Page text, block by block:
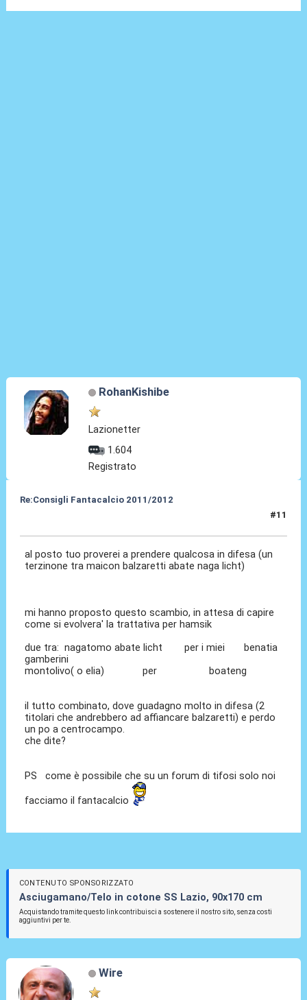
RohanKishibe
Lazionetter
1.604
Registrato
Re:Consigli Fantacalcio 2011/2012
#11
al posto tuo proverei a prendere qualcosa in difesa (un
terzinone tra maicon balzaretti abate naga licht)
mi hanno proposto questo scambio, in attesa di capire
come si evolvera' la trattativa per hamsik
due tra: nagatomo abate licht per i miei benatia
gamberini
montolivo( o elia) per boateng
il tutto combinato, dove guadagno molto in difesa (2
titolari che andrebbero ad affiancare balzaretti) e perdo
un po a centrocampo.
che dite?
PS come è possibile che su un forum di tifosi solo noi
facciamo il fantacalcio
CONTENUTO SPONSORIZZATO
Asciugamano/Telo in cotone SS Lazio, 90x170 cm
Acquistando tramite questo link contribuisci a sostenere il nostro sito, senza costi
aggiuntivi per te.
Wire